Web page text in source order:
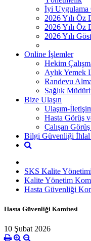
İyi Uygulama
2026 Yılı Öz
2026 Yılı Öz
2026 Yılı
Online İşlemler
Hekim
Aylık Yemek
Randevu
Sağlık
Bize Ulaşın
Ulaşım-
Hasta Görüş
Çalışan
Bilgi Güvenliği
SKS Kalite Yönetimi
Kalite Yönetim
Hasta Güvenliği
Hasta Güvenliği Komitesi
10 Şubat 2026